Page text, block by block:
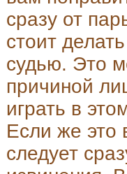
сразу от
стоит
судью. Это
причиной
играть в
Если же это
следует